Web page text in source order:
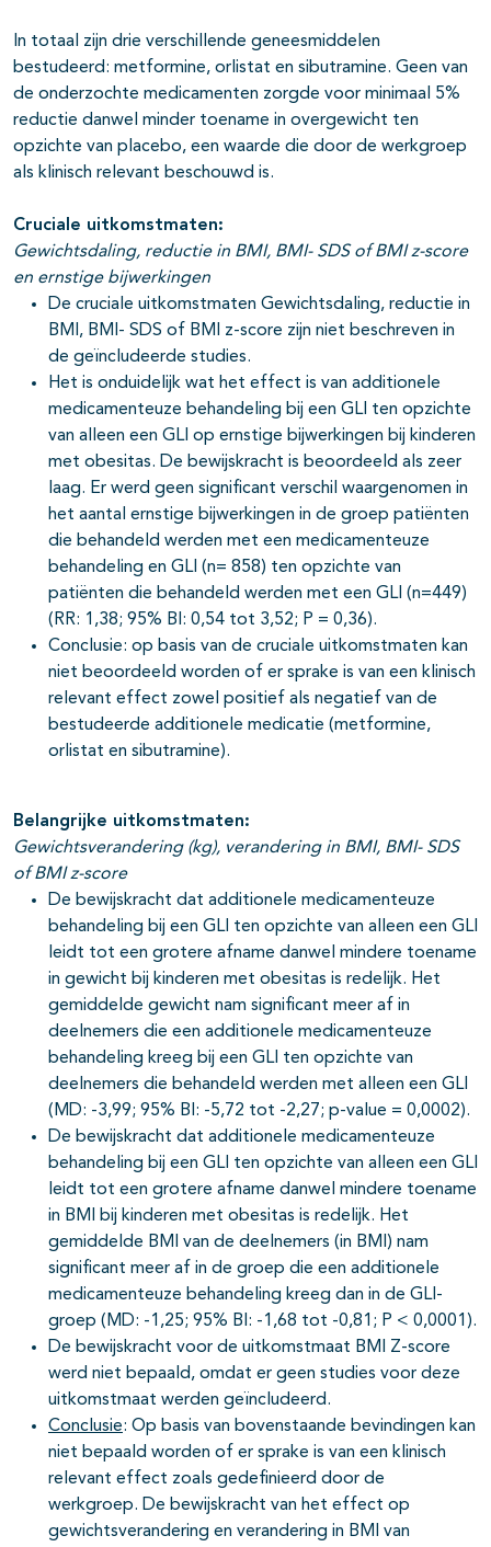
In totaal zijn drie verschillende geneesmiddelen
bestudeerd: metformine, orlistat en sibutramine. Geen van
de onderzochte medicamenten zorgde voor minimaal 5%
reductie danwel minder toename in overgewicht ten
opzichte van placebo, een waarde die door de werkgroep
als klinisch relevant beschouwd is.
Cruciale uitkomstmaten:
Gewichtsdaling, reductie in BMI, BMI- SDS of BMI z-score
en ernstige bijwerkingen
De cruciale uitkomstmaten Gewichtsdaling, reductie in
BMI, BMI- SDS of BMI z-score zijn niet beschreven in
de geïncludeerde studies.
Het is onduidelijk wat het effect is van additionele
medicamenteuze behandeling bij een GLI ten opzichte
van alleen een GLI op ernstige bijwerkingen bij kinderen
met obesitas. De bewijskracht is beoordeeld als zeer
laag. Er werd geen significant verschil waargenomen in
het aantal ernstige bijwerkingen in de groep patiënten
die behandeld werden met een medicamenteuze
behandeling en GLI (n= 858) ten opzichte van
patiënten die behandeld werden met een GLI (n=449)
(RR: 1,38; 95% BI: 0,54 tot 3,52; P = 0,36).
Conclusie: op basis van de cruciale uitkomstmaten kan
niet beoordeeld worden of er sprake is van een klinisch
relevant effect zowel positief als negatief van de
bestudeerde additionele medicatie (metformine,
orlistat en sibutramine).
Belangrijke uitkomstmaten:
Gewichtsverandering (kg), verandering in BMI, BMI- SDS
of BMI z-score
De bewijskracht dat additionele medicamenteuze
behandeling bij een GLI ten opzichte van alleen een GLI
leidt tot een grotere afname danwel mindere toename
in gewicht bij kinderen met obesitas is redelijk. Het
gemiddelde gewicht nam significant meer af in
deelnemers die een additionele medicamenteuze
behandeling kreeg bij een GLI ten opzichte van
deelnemers die behandeld werden met alleen een GLI
(MD: -3,99; 95% BI: -5,72 tot -2,27; p-value = 0,0002).
De bewijskracht dat additionele medicamenteuze
behandeling bij een GLI ten opzichte van alleen een GLI
leidt tot een grotere afname danwel mindere toename
in BMI bij kinderen met obesitas is redelijk. Het
gemiddelde BMI van de deelnemers (in BMI) nam
significant meer af in de groep die een additionele
medicamenteuze behandeling kreeg dan in de GLI-
groep (MD: -1,25; 95% BI: -1,68 tot -0,81; P < 0,0001).
De bewijskracht voor de uitkomstmaat BMI Z-score
werd niet bepaald, omdat er geen studies voor deze
uitkomstmaat werden geïncludeerd.
Conclusie: Op basis van bovenstaande bevindingen kan
niet bepaald worden of er sprake is van een klinisch
relevant effect zoals gedefinieerd door de
werkgroep. De bewijskracht van het effect op
gewichtsverandering en verandering in BMI van